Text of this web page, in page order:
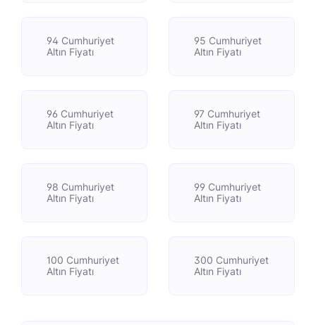
94 Cumhuriyet
Altın Fiyatı
95 Cumhuriyet
Altın Fiyatı
96 Cumhuriyet
Altın Fiyatı
97 Cumhuriyet
Altın Fiyatı
98 Cumhuriyet
Altın Fiyatı
99 Cumhuriyet
Altın Fiyatı
100 Cumhuriyet
Altın Fiyatı
300 Cumhuriyet
Altın Fiyatı